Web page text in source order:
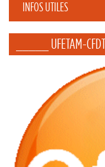
INFOS UTILES
_____ UFETAM-CFDT